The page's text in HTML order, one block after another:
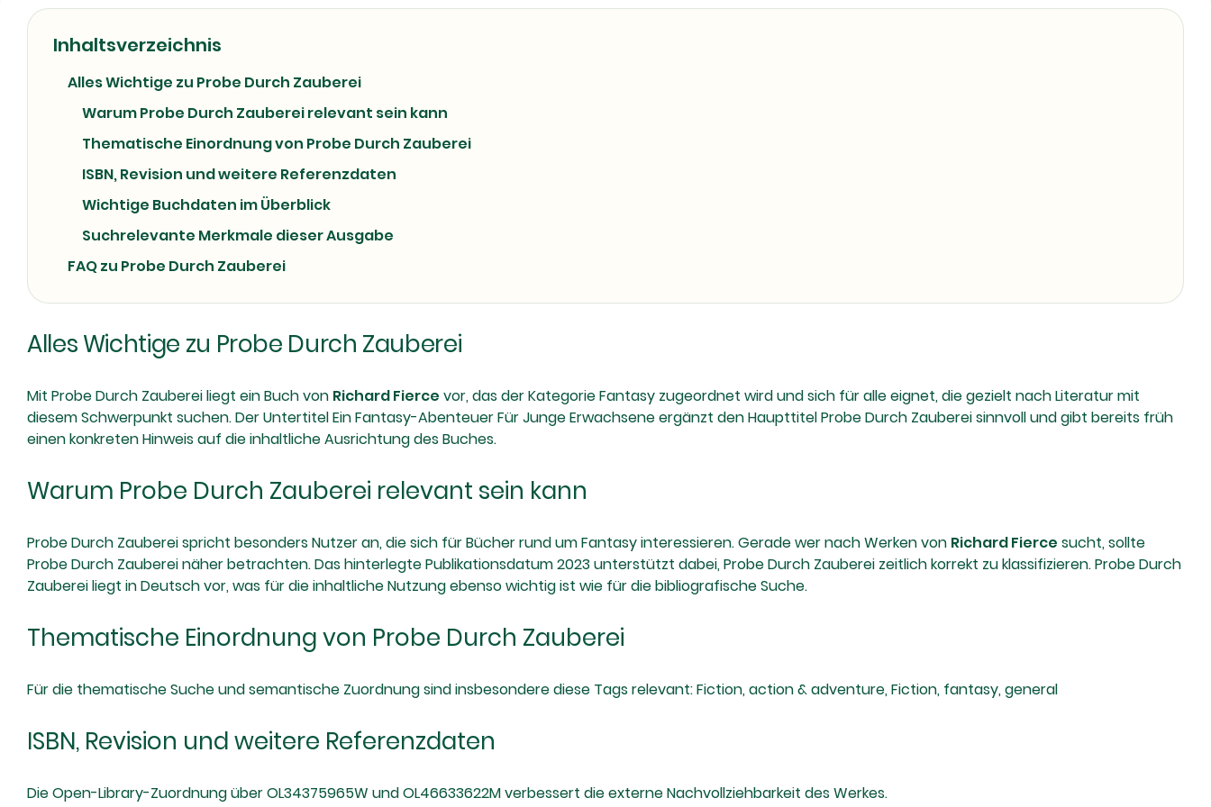
Inhaltsverzeichnis
Alles Wichtige zu Probe Durch Zauberei
Warum Probe Durch Zauberei relevant sein kann
Thematische Einordnung von Probe Durch Zauberei
ISBN, Revision und weitere Referenzdaten
Wichtige Buchdaten im Überblick
Suchrelevante Merkmale dieser Ausgabe
FAQ zu Probe Durch Zauberei
Alles Wichtige zu Probe Durch Zauberei
Mit Probe Durch Zauberei liegt ein Buch von Richard Fierce vor, das der Kategorie Fantasy zugeordnet wird und sich für alle eignet, die gezielt nach Literatur mit
diesem Schwerpunkt suchen. Der Untertitel Ein Fantasy-Abenteuer Für Junge Erwachsene ergänzt den Haupttitel Probe Durch Zauberei sinnvoll und gibt bereits früh
einen konkreten Hinweis auf die inhaltliche Ausrichtung des Buches.
Warum Probe Durch Zauberei relevant sein kann
Probe Durch Zauberei spricht besonders Nutzer an, die sich für Bücher rund um Fantasy interessieren. Gerade wer nach Werken von Richard Fierce sucht, sollte
Probe Durch Zauberei näher betrachten. Das hinterlegte Publikationsdatum 2023 unterstützt dabei, Probe Durch Zauberei zeitlich korrekt zu klassifizieren. Probe Durch
Zauberei liegt in Deutsch vor, was für die inhaltliche Nutzung ebenso wichtig ist wie für die bibliografische Suche.
Thematische Einordnung von Probe Durch Zauberei
Für die thematische Suche und semantische Zuordnung sind insbesondere diese Tags relevant: Fiction, action & adventure, Fiction, fantasy, general
ISBN, Revision und weitere Referenzdaten
Die Open-Library-Zuordnung über OL34375965W und OL46633622M verbessert die externe Nachvollziehbarkeit des Werkes.